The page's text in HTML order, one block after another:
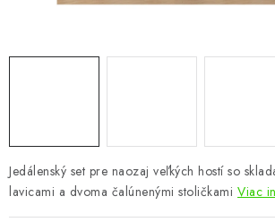
DOPLNKY A DEKORÁCIE
ZÁHRADA
Reklamácie a odstúpenie od zmluvy
Jedálenský set pre naozaj veľkých hostí so
lavicami a dvoma čalúnenými stoličkami Viac